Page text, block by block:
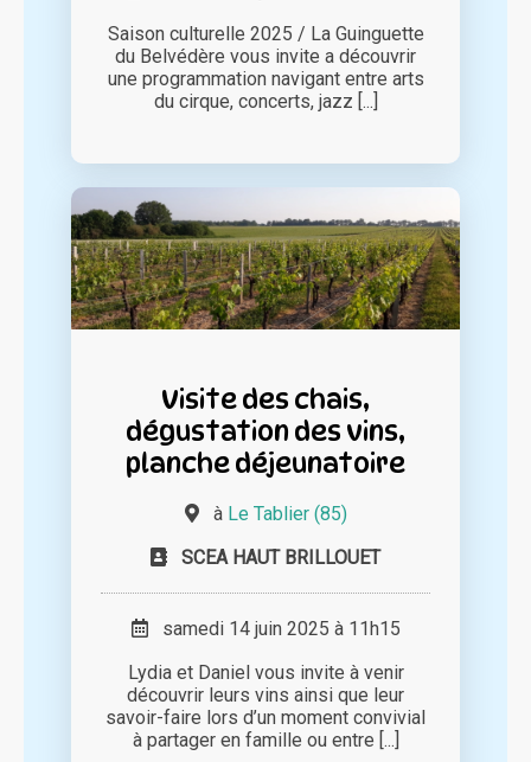
Saison culturelle 2025 / La Guinguette
du Belvédère vous invite a découvrir
une programmation navigant entre arts
du cirque, concerts, jazz [...]
Visite des chais,
dégustation des vins,
planche déjeunatoire
à Le Tablier (85)
SCEA HAUT BRILLOUET
samedi 14 juin 2025 à 11h15
Lydia et Daniel vous invite à venir
découvrir leurs vins ainsi que leur
savoir-faire lors d’un moment convivial
à partager en famille ou entre [...]